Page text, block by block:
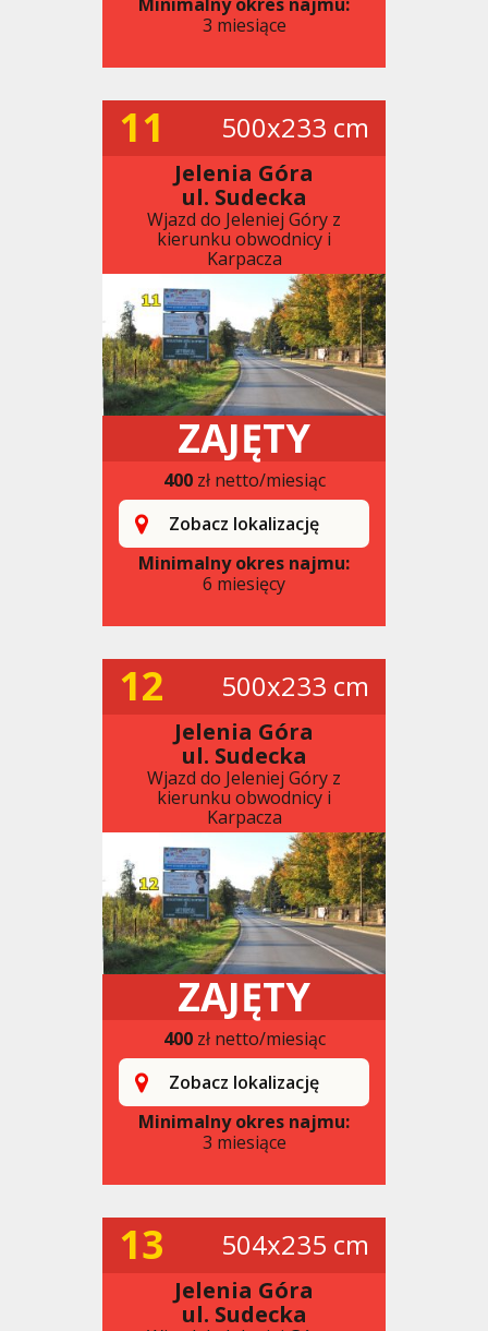
3 miesiące
11 500x233 cm
Jelenia Góra
ul. Sudecka
Wjazd do Jeleniej Góry z
kierunku obwodnicy i
Karpacza
ZAJĘTY
400zł netto/miesiąc
Zobacz lokalizację
Minimalny okres najmu:
6 miesięcy
12 500x233 cm
Jelenia Góra
ul. Sudecka
Wjazd do Jeleniej Góry z
kierunku obwodnicy i
Karpacza
ZAJĘTY
400zł netto/miesiąc
Zobacz lokalizację
Minimalny okres najmu:
3 miesiące
13 504x235 cm
Jelenia Góra
ul. Sudecka